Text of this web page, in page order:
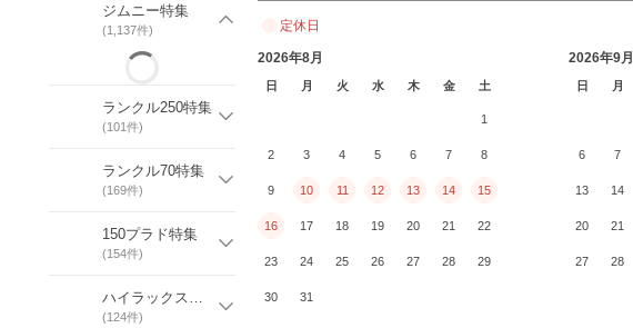
ジムニー特集
(1,137件)
ランクル250特集
(101件)
ランクル70特集
(169件)
150プラド特集
(154件)
ハイラックス特集
(124件)
定休日
2026年8月
日 月 火 水 木 金 土
1
2 3 4 5 6 7 8
9 10 11 12 13 14 15
16 17 18 19 20 21 22
23 24 25 26 27 28 29
30 31
2026年9月
日 月
6 7
13 14
20 21
27 28